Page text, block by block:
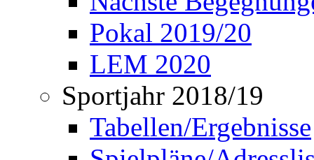
Pokal 2019/20
LEM 2020
Sportjahr 2018/19
Tabellen/Ergebnisse